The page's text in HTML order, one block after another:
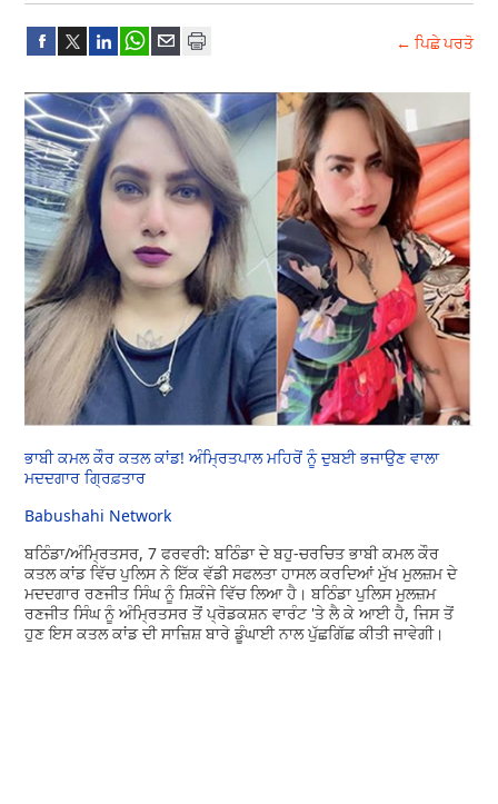
← ਪਿਛੇ ਪਰਤੋ
ਭਾਬੀ ਕਮਲ ਕੌਰ ਕਤਲ ਕਾਂਡ! ਅੰਮ੍ਰਿਤਪਾਲ ਮਹਿਰੋਂ ਨੂੰ ਦੁਬਈ ਭਜਾਉਣ ਵਾਲਾ
ਮਦਦਗਾਰ ਗ੍ਰਿਫ਼ਤਾਰ
Babushahi Network
ਬਠਿੰਡਾ/ਅੰਮ੍ਰਿਤਸਰ, 7 ਫਰਵਰੀ: ਬਠਿੰਡਾ ਦੇ ਬਹੁ-ਚਰਚਿਤ ਭਾਬੀ ਕਮਲ ਕੌਰ
ਕਤਲ ਕਾਂਡ ਵਿੱਚ ਪੁਲਿਸ ਨੇ ਇੱਕ ਵੱਡੀ ਸਫਲਤਾ ਹਾਸਲ ਕਰਦਿਆਂ ਮੁੱਖ ਮੁਲਜ਼ਮ ਦੇ
ਮਦਦਗਾਰ ਰਣਜੀਤ ਸਿੰਘ ਨੂੰ ਸ਼ਿਕੰਜੇ ਵਿੱਚ ਲਿਆ ਹੈ। ਬਠਿੰਡਾ ਪੁਲਿਸ ਮੁਲਜ਼ਮ
ਰਣਜੀਤ ਸਿੰਘ ਨੂੰ ਅੰਮ੍ਰਿਤਸਰ ਤੋਂ ਪ੍ਰੋਡਕਸ਼ਨ ਵਾਰੰਟ 'ਤੇ ਲੈ ਕੇ ਆਈ ਹੈ, ਜਿਸ ਤੋਂ
ਹੁਣ ਇਸ ਕਤਲ ਕਾਂਡ ਦੀ ਸਾਜ਼ਿਸ਼ ਬਾਰੇ ਡੂੰਘਾਈ ਨਾਲ ਪੁੱਛਗਿੱਛ ਕੀਤੀ ਜਾਵੇਗੀ।